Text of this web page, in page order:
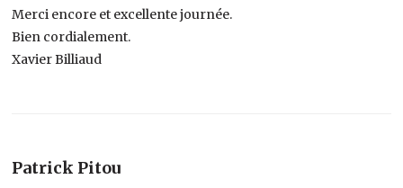
Merci encore et excellente journée.
Bien cordialement.
Xavier Billiaud
Patrick Pitou